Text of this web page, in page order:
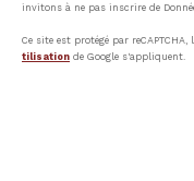
invitons à ne pas inscrire de
Ce site est protégé par reCAPTCHA,
tilisation de Google s'appliquent.